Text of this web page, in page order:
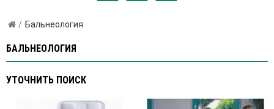
Бальнеология
БАЛЬНЕОЛОГИЯ
УТОЧНИТЬ ПОИСК